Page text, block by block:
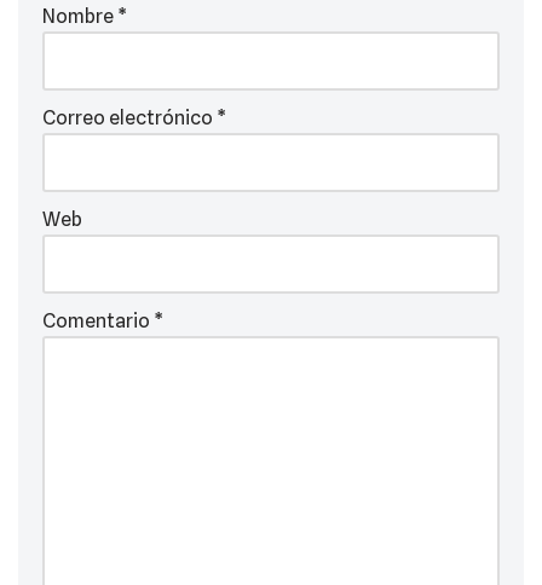
Nombre *
Correo electrónico *
Web
Comentario *